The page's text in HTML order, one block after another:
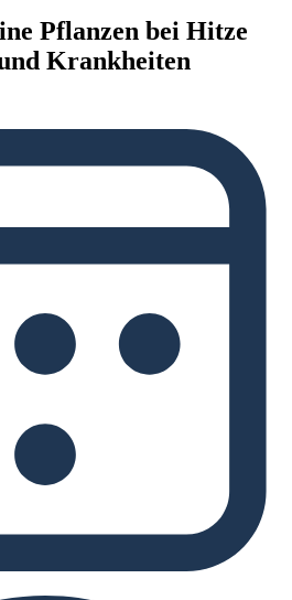
Pflanzen bei Hitze
Krankheiten